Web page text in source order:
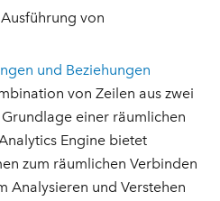
von
und Beziehungen
von Zeilen aus zwei
einer räumlichen
Engine bietet
zum räumlichen Verbinden
Analysieren und Verstehen